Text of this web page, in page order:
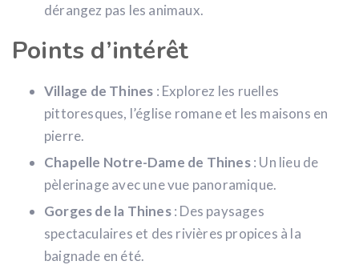
dérangez pas les animaux.
Points d’intérêt
Village de Thines : Explorez les ruelles
pittoresques, l’église romane et les maisons en
pierre.
Chapelle Notre-Dame de Thines: Un lieu de
pèlerinage avec une vue panoramique.
Gorges de la Thines: Des paysages
spectaculaires et des rivières propices à la
baignade en été.